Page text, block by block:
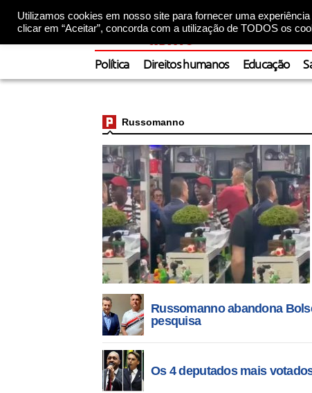
Utilizamos cookies em nosso site para fornecer uma
clicar em “Aceitar”, concorda com a utilização de TODOS os
Política Direitos humanos Educação
Russomanno
Russomanno abandona
pesquisa
Os 4 deputados mais